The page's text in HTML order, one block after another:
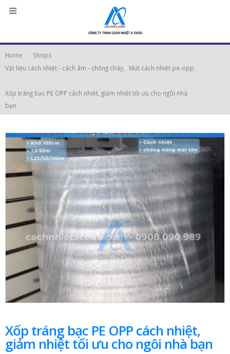
Home
Shops
Vật liệu cách nhiệt - cách âm - chống cháy
Mút cách nhiệt pe-opp
Xốp tráng bạc PE OPP cách nhiệt, giảm nhiệt tối ưu cho ngôi nhà
bạn
Xốp tráng bạc PE OPP cách nhiệt,
giảm nhiệt tối ưu cho ngôi nhà bạn